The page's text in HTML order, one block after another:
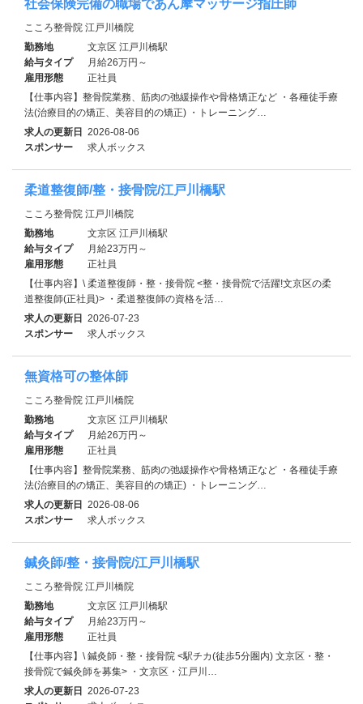
社会保険完備の職場であん摩マッサージ指圧師
こころ整骨院 江戸川橋院
勤務地
文京区 江戸川橋駅
給与タイプ
月給26万円～
雇用形態
正社員
【仕事内容】整骨院業務、筋肉の弛緩操作や骨格矯正など ・各種徒手療
法(治療目的の矯正、美容目的の矯正) ・トレーニング…
求人の更新日 2026-08-06
スポンサー
求人ボックス
柔道整復師/整・接骨院/江戸川橋駅
こころ整骨院 江戸川橋院
勤務地
文京区 江戸川橋駅
給与タイプ
月給23万円～
雇用形態
正社員
【仕事内容】\ 柔道整復師・整・接骨院 <整・接骨院で活躍!文京区の柔
道整復師(正社員)> ・柔道整復師の資格を活…
求人の更新日 2026-07-23
スポンサー
求人ボックス
無資格可の整体師
こころ整骨院 江戸川橋院
勤務地
文京区 江戸川橋駅
給与タイプ
月給26万円～
雇用形態
正社員
【仕事内容】整骨院業務、筋肉の弛緩操作や骨格矯正など ・各種徒手療
法(治療目的の矯正、美容目的の矯正) ・トレーニング…
求人の更新日 2026-08-06
スポンサー
求人ボックス
鍼灸師/整・接骨院/江戸川橋駅
こころ整骨院 江戸川橋院
勤務地
文京区 江戸川橋駅
給与タイプ
月給23万円～
雇用形態
正社員
【仕事内容】\ 鍼灸師・整・接骨院 <駅チカ(徒歩5分圏内) 文京区・整・
接骨院で鍼灸師を募集> ・文京区・江戸川…
求人の更新日 2026-07-23